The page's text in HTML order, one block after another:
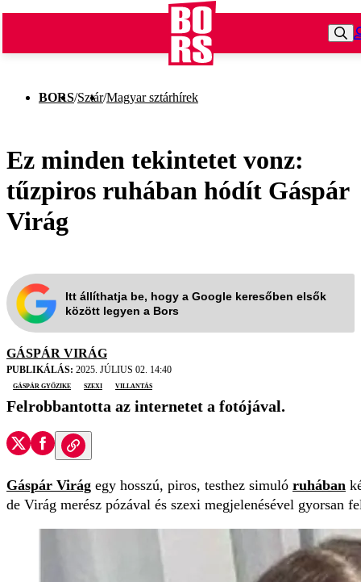
BORS/Sztár/Magyar sztárhírek
Ez minden tekintetet vonz:
tűzpiros ruhában hódít Gáspár
Virág
Itt állíthatja be, hogy a Google keresőben elsők
között legyen a Bors
GÁSPÁR VIRÁG
PUBLIKÁLÁS: 2025. JÚLIUS 02. 14:40
Gáspár Győzike
szexi villantás
Felrobbantotta az internetet a fotójával.
Gáspár Virág egy hosszú, piros, testhez simuló ruhában
de Virág merész pózával és szexi megjelenésével gyorsan